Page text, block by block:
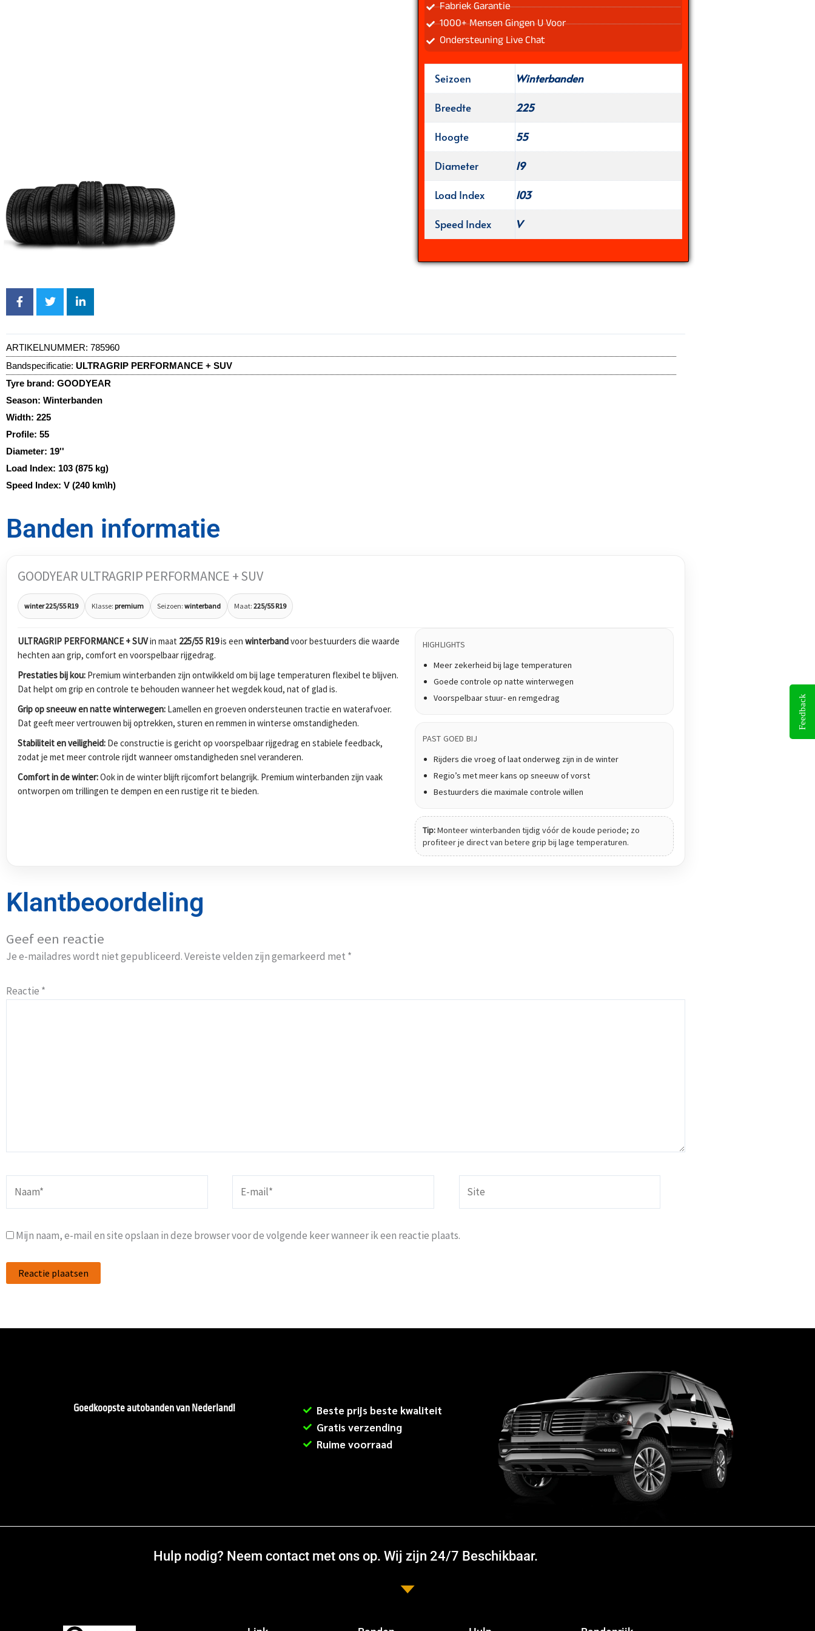
Fabriek Garantie
1000+ Mensen Gingen U Voor
Ondersteuning Live Chat
Seizoen
Winterbanden
Breedte
225
Hoogte
55
Diameter
19
Load Index
103
Speed Index
V
ARTIKELNUMMER: 785960
Bandspecificatie: ULTRAGRIP PERFORMANCE + SUV
Tyre brand: GOODYEAR
Season: Winterbanden
Width: 225
Profile: 55
Diameter: 19''
Load Index: 103 (875 kg)
Speed Index: V (240 km\h)
Banden informatie
GOODYEAR ULTRAGRIP PERFORMANCE + SUV
winter 225/55 R19 Klasse: premium Seizoen: winterband Maat: 225/55 R19
ULTRAGRIP PERFORMANCE + SUVin maat 225/55 R19is een winterbandvoor bestuurders die waarde
hechten aan grip, comfort en voorspelbaar rijgedrag.
Prestaties bij kou: Premium winterbanden zijn ontwikkeld om bij lage temperaturen flexibel te blijven.
Dat helpt om grip en controle te behouden wanneer het wegdek koud, nat of glad is.
Grip op sneeuw en natte winterwegen: Lamellen en groeven ondersteunen tractie en waterafvoer.
Dat geeft meer vertrouwen bij optrekken, sturen en remmen in winterse omstandigheden.
Stabiliteit en veiligheid: De constructie is gericht op voorspelbaar rijgedrag en stabiele feedback,
zodat je met meer controle rijdt wanneer omstandigheden snel veranderen.
Comfort in de winter:Ook in de winter blijft rijcomfort belangrijk. Premium winterbanden zijn vaak
ontworpen om trillingen te dempen en een rustige rit te bieden.
HIGHLIGHTS
Meer zekerheid bij lage temperaturen
Goede controle op natte winterwegen
Voorspelbaar stuur- en remgedrag
PAST GOED BIJ
Rijders die vroeg of laat onderweg zijn in de winter
Regio’s met meer kans op sneeuw of vorst
Bestuurders die maximale controle willen
Tip:Monteer winterbanden tijdig vóór de koude periode; zo
profiteer je direct van betere grip bij lage temperaturen.
Klantbeoordeling
Geef een reactie
Je e-mailadres wordt niet gepubliceerd.Vereiste velden zijn gemarkeerd met *
Reactie *
mail*
Mijn naam, e-mail en site opslaan in deze browser voor de volgende keer wanneer ik een reactie plaats.
Goedkoopste autobanden van Nederland!
Beste prijs beste kwaliteit
Gratis verzending
Ruime voorraad
Hulp nodig? Neem contact met ons op. Wij zijn 24/7 Beschikbaar.
Feedback